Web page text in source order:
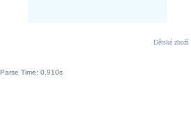
Dětské zboží
Parse Time: 0.910s